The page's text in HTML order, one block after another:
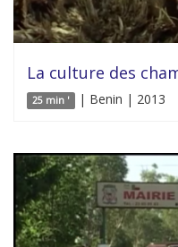
La culture des
25 min ' | Benin | 2013